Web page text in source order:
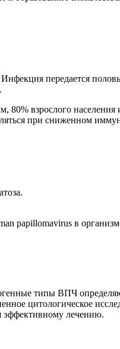
передается
80% взрослого
при сниженном
papillomavirus в
типы ВПЧ
цитологическое
эффективному лечению.